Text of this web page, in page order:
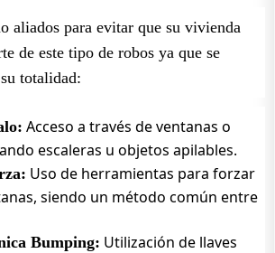
aliados para evitar que su vivienda
de este tipo de robos ya que se
totalidad:
Acceso a través de ventanas o
escaleras u objetos apilables.
Uso de herramientas para forzar
siendo un método común entre
Bumping: Utilización de llaves